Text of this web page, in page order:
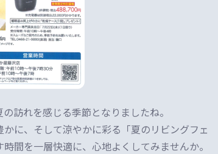
訪れを感じる季節となりましたね。
に、そして涼やかに彩る「夏のリビングフェ
間を一層快適に、心地よくしてみませんか。